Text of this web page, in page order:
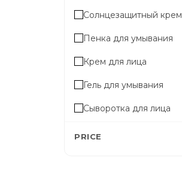
Солнцезащитный крем
Пенка для умывания
Крем для лица
Гель для умывания
Сыворотка для лица
Тонер для лица
PRICE